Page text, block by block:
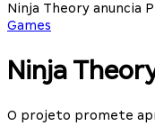
Ninja Theory anuncia
Games
Ninja
O projeto promete